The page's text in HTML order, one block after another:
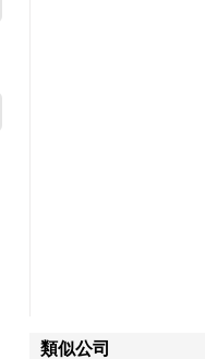
類似公司